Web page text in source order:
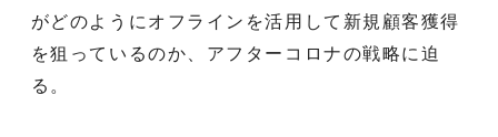
がどのようにオフラインを活用して新規顧客獲得
を狙っているのか、アフターコロナの戦略に迫
る。